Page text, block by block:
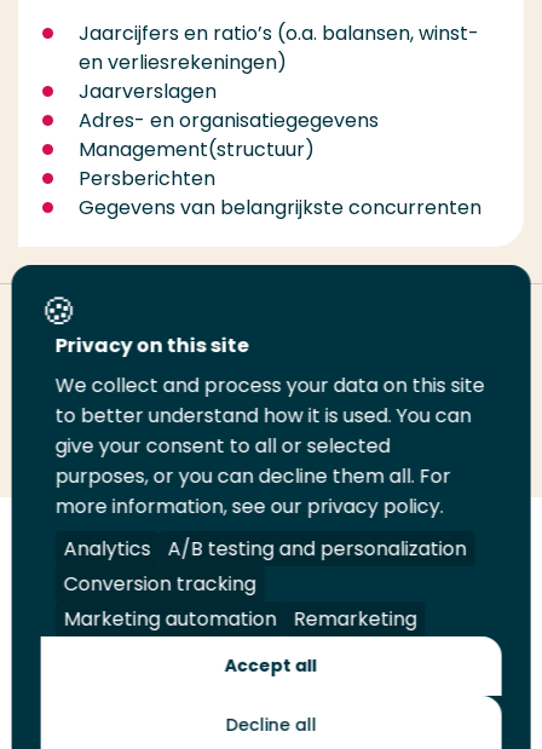
Jaarcijfers en ratio’s (o.a. balansen, winst-
en verliesrekeningen)
Jaarverslagen
Adres- en organisatiegegevens
Management(structuur)
Persberichten
Gegevens van belangrijkste concurrenten
Deel deze pagina
Deel
LinkedIn
Deel
op
Twitter
Deel
op
Facebook
Email
deze
pagina
Print
deze
pagina
Volg
ons
op
LinkedIn
Volg
ons
op
Facebook
Volg
ons
op
YouTube
Volg
ons
op
Instagram
Juridisch Security A-Z Index
Contact
Toekomstmakers
Privacy on this site
We collect and process your data on this site
to better understand how it is used. You can
give your consent to all or selected
purposes, or you can decline them all. For
more information, see our privacy policy.
Analytics
A/B testing and personalization
Conversion tracking
Marketing automation
Remarketing
Accept all
Decline all